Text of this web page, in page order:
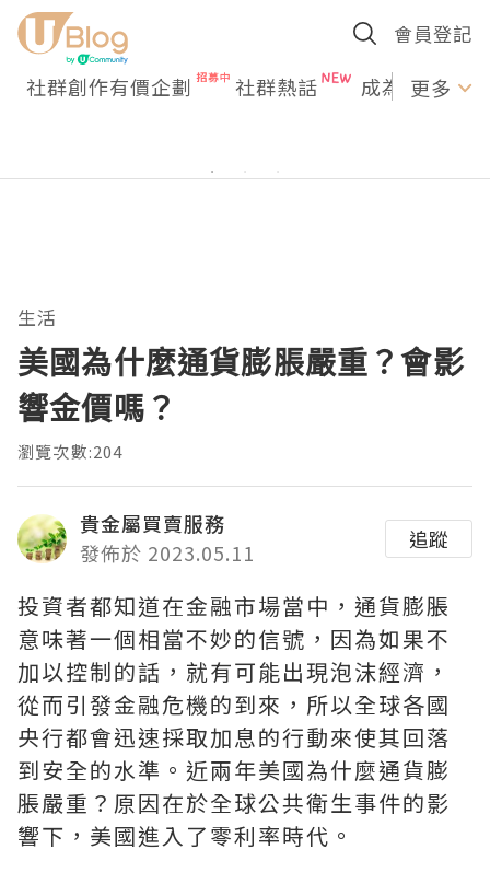
會員登記
社群創作有價企劃 社群熱話 成為U更多
生活
美國為什麼通貨膨脹嚴重？會影
響金價嗎？
瀏覽次數:204
貴金屬買賣服務
發佈於 2023.05.11
追蹤
投資者都知道在金融市場當中，通貨膨脹
意味著一個相當不妙的信號，因為如果不
加以控制的話，就有可能出現泡沫經濟，
從而引發金融危機的到來，所以全球各國
央行都會迅速採取加息的行動來使其回落
到安全的水準。近兩年美國為什麼通貨膨
脹嚴重？原因在於全球公共衛生事件的影
響下，美國進入了零利率時代。